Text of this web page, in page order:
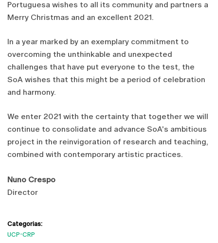
Portuguesa wishes to all its community and partners a
Merry Christmas and an excellent 2021.
In a year marked by an exemplary commitment to
overcoming the unthinkable and unexpected
challenges that have put everyone to the test, the
SoA wishes that this might be a period of celebration
and harmony.
We enter 2021 with the certainty that together we will
continue to consolidate and advance SoA's ambitious
project in the reinvigoration of research and teaching,
combined with contemporary artistic practices.
Nuno Crespo
Director
Categorias:
UCP-CRP